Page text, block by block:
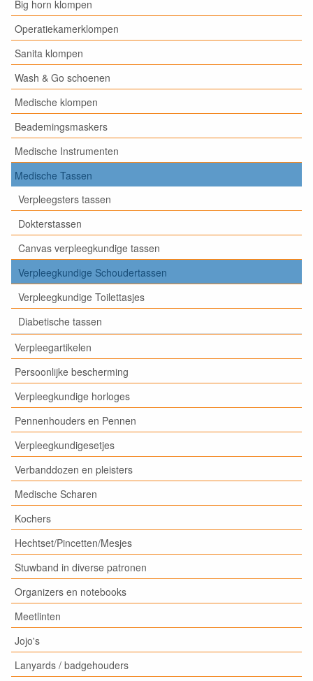
Big horn klompen
Operatiekamerklompen
Sanita klompen
Wash & Go schoenen
Medische klompen
Beademingsmaskers
Medische Instrumenten
Medische Tassen
Verpleegsters tassen
Dokterstassen
Canvas verpleegkundige tassen
Verpleegkundige Schoudertassen
Verpleegkundige Toilettasjes
Diabetische tassen
Verpleegartikelen
Persoonlijke bescherming
Verpleegkundige horloges
Pennenhouders en Pennen
Verpleegkundigesetjes
Verbanddozen en pleisters
Medische Scharen
Kochers
Hechtset/Pincetten/Mesjes
Stuwband in diverse patronen
Organizers en notebooks
Meetlinten
Jojo's
Lanyards / badgehouders